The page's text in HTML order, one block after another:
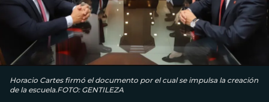
Horacio Cartes firmó el documento por el cual se impulsa la creación
de la escuela.FOTO: GENTILEZA